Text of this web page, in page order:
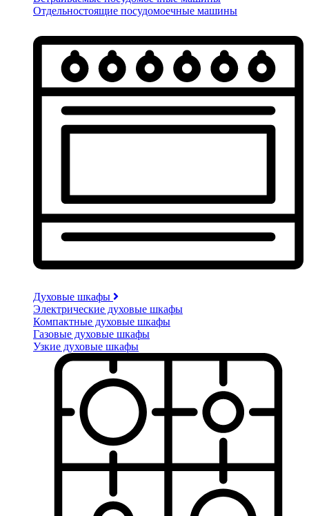
Отдельностоящие посудомоечные машины
Духовые шкафы
Электрические духовые шкафы
Компактные духовые шкафы
Газовые духовые шкафы
Узкие духовые шкафы